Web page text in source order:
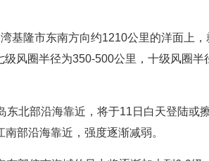
基隆市东南方向约1210公里的洋面上
风圈半径为350-500公里，十级风圈半
东北部沿海靠近，将于11日白天登陆或
部沿海靠近，强度逐渐减弱。